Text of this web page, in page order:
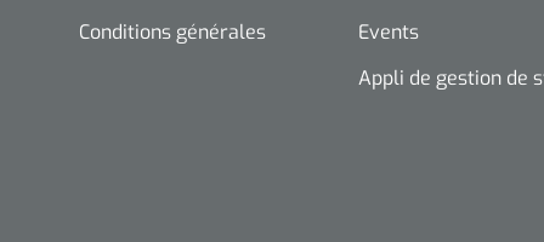
Conditions générales
Events
Appli de gestion de